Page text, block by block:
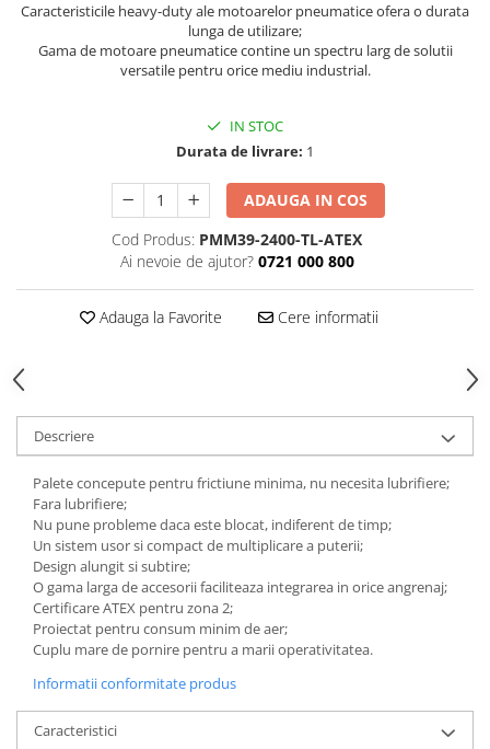
Polizoare unghiulare pneumatice
Polizoare verticale
Tăiere și nituire pneumatică
Cricuri hidraulice pentru service-
Cricuri pentru autovehicule grele
Dispozitive indreptat caroserii
Prese hidraulice
Stative sustinere ( capre)
Echipamente service auto si
vulcanizari
Mașini de dejantat profesionale
Dispozitive de dejantat
Masini de echilibrat roti
profesionale
Masini de indreptat si roluit jante
profesionale
Compresoare aer
Compresoare cu piston
Caracteristicile heavy-duty ale motoarelor pneumatice ofera o durata
lunga de utilizare;
Gama de motoare pneumatice contine un spectru larg de solutii
versatile pentru orice mediu industrial.
IN STOC
Durata de livrare: 1
ADAUGA IN COS
Cod Produs: PMM39-2400-TL-ATEX
Ai nevoie de ajutor? 0721 000 800
Adauga la Favorite Cere informatii
Descriere
Palete concepute pentru frictiune minima, nu necesita lubrifiere;
Fara lubrifiere;
Nu pune probleme daca este blocat, indiferent de timp;
Un sistem usor si compact de multiplicare a puterii;
Design alungit si subtire;
O gama larga de accesorii faciliteaza integrarea in orice angrenaj;
Certificare ATEX pentru zona 2;
Proiectat pentru consum minim de aer;
Cuplu mare de pornire pentru a marii operativitatea.
Informatii conformitate produs
Caracteristici